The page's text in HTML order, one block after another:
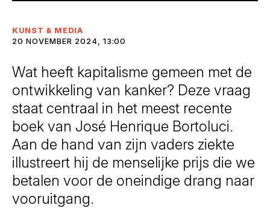
KUNST & MEDIA
20 NOVEMBER 2024, 13:00
Wat heeft kapitalisme gemeen met de
ontwikkeling van kanker? Deze vraag
staat centraal in het meest recente
boek van José Henrique Bortoluci.
Aan de hand van zijn vaders ziekte
illustreert hij de menselijke prijs die we
betalen voor de oneindige drang naar
vooruitgang.